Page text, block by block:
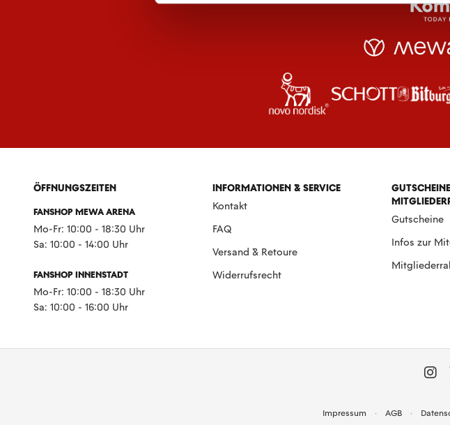
ÖFFNUNGSZEITEN
FANSHOP MEWA ARENA
Mo-Fr: 10:00 - 18:30 Uhr
Sa: 10:00 - 14:00 Uhr
FANSHOP INNENSTADT
Mo-Fr: 10:00 - 18:30 Uhr
Sa: 10:00 - 16:00 Uhr
INFORMATIONEN & SERVICE
Kontakt
FAQ
Versand & Retoure
Widerrufsrecht
Gutscheine
Infos zur
Impressum AGB